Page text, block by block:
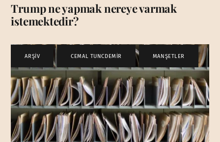
Trump ne yapmak nereye varmak
istemektedir?
ARŞİV CEMAL TUNCDEMİR , MANŞETLER